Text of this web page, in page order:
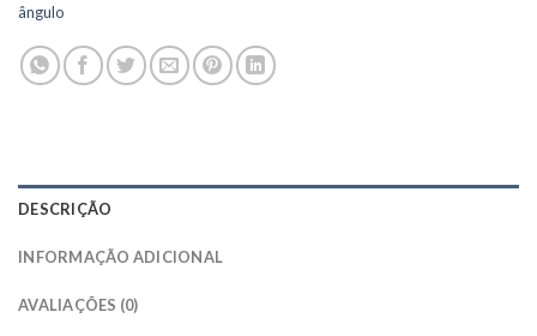
ângulo
DESCRIÇÃO
INFORMAÇÃO ADICIONAL
AVALIAÇÕES (0)